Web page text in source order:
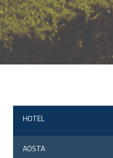
HOTEL
AOSTA